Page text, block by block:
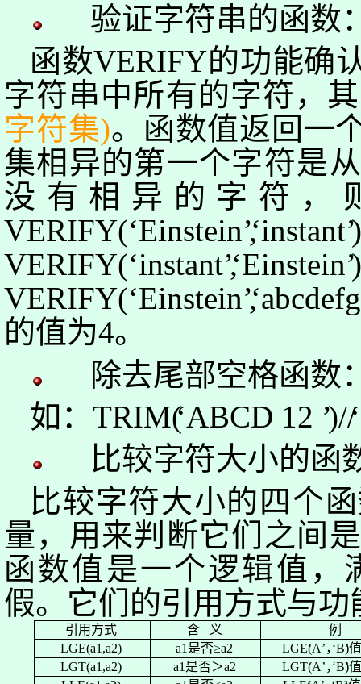
验证字符串的函数
函数VERIFY的功能确
字符串中所有的字符，
字符集)。函数值返回一
集相异的第一个字符是
没有相异的字符，
VERIFY(‘Einstein’,‘instant’
VERIFY(‘instant’,‘Einstein’
VERIFY(‘Einstein’,‘
的值为4。
除去尾部空格函数
如：TRIM(‘ABCD 12 ’)//‘
比较字符大小的函
比较字符大小的四个
量，用来判断它们之间
函数值是一个逻辑值，
假。它们的引用方式与功
引用方式 含 义
例
LGE(a1,a2)
a1 是否≥a2 LGE‘A’，‘B)
LGT(a1,a2)
a1 是否＞a2 LGT‘A’，‘B)